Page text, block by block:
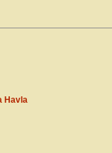
Havla